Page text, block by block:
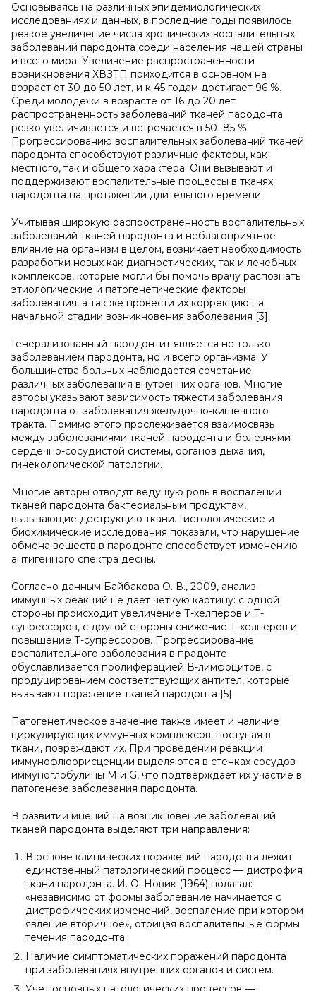
Основываясь на различных эпидемиологических
исследованиях и данных, в последние годы появилось
резкое увеличение числа хронических воспалительных
заболеваний пародонта среди населения нашей страны
и всего мира. Увеличение распространенности
возникновения ХВЗТП приходится в основном на
возраст от 30 до 50 лет, и к 45 годам достигает 96 %.
Среди молодежи в возрасте от 16 до 20 лет
распространенность заболеваний тканей пародонта
резко увеличивается и встречается в 50−85 %.
Прогрессированию воспалительных заболеваний тканей
пародонта способствуют различные факторы, как
местного, так и общего характера. Они вызывают и
поддерживают воспалительные процессы в тканях
пародонта на протяжении длительного времени.
Учитывая широкую распространенность воспалительных
заболеваний тканей пародонта и неблагоприятное
влияние на организм в целом, возникает необходимость
разработки новых как диагностических, так и лечебных
комплексов, которые могли бы помочь врачу распознать
этиологические и патогенетические факторы
заболевания, а так же провести их коррекцию на
начальной стадии возникновения заболевания [3].
Генерализованный пародонтит является не только
заболеванием пародонта, но и всего организма. У
большинства больных наблюдается сочетание
различных заболевания внутренних органов. Многие
авторы указывают зависимость тяжести заболевания
пародонта от заболевания желудочно-кишечного
тракта. Помимо этого прослеживается взаимосвязь
между заболеваниями тканей пародонта и болезнями
сердечно-сосудистой системы, органов дыхания,
гинекологической патологии.
Многие авторы отводят ведущую роль в воспалении
тканей пародонта бактериальным продуктам,
вызывающие деструкцию ткани. Гистологические и
биохимические исследования показали, что нарушение
обмена веществ в пародонте способствует изменению
антигенного спектра десны.
Согласно данным Байбакова О. В., 2009, анализ
иммунных реакций не дает четкую картину: с одной
стороны происходит увеличение Т-хелперов и Т-
супрессоров, с другой стороны снижение Т-хелперов и
повышение Т-супрессоров. Прогрессирование
воспалительного заболевания в прадонте
обуславливается пролиферацией В-лимфоцитов, с
продуцированием соответствующих антител, которые
вызывают поражение тканей пародонта [5].
Патогенетическое значение также имеет и наличие
циркулирующих иммунных комплексов, поступая в
ткани, повреждают их. При проведении реакции
иммунофлюорисценции выделяются в стенках сосудов
иммуноглобулины M и G, что подтверждает их участие в
патогенезе заболевания пародонта.
В развитии мнений на возникновение заболеваний
тканей пародонта выделяют три направления:
В основе клинических поражений пародонта лежит
единственный патологический процесс — дистрофия
ткани пародонта. И. О. Новик (1964) полагал:
«независимо от формы заболевание начинается с
дистрофических изменений, воспаление при котором
явление вторичное», отрицая воспалительные формы
течения пародонта.
Наличие симптоматических поражений пародонта
при заболеваниях внутренних органов и систем.